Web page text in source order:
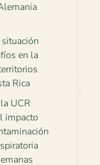
en la
Rica
UCR
impacto